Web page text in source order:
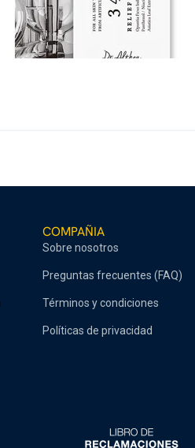
COMPAÑIA
Sobre nosotros
Preguntas frecuentes (FAQ)
Términos y condiciones
Políticas de privacidad